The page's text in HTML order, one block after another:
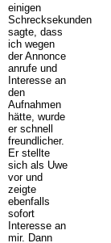
einigen
Schrecksekunden
sagte, dass
ich wegen
der Annonce
anrufe und
Interesse an
den
Aufnahmen
hätte, wurde
er schnell
freundlicher.
Er stellte
sich als Uwe
vor und
zeigte
ebenfalls
sofort
Interesse an
mir. Dann